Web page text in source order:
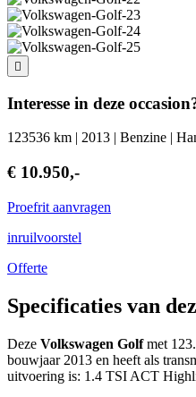
Interesse in deze
123536 km | 2013 | Benzine |
€ 10.950,-
Proefrit aanvragen
inruilvoorstel
Offerte
Specificaties van
Deze Volkswagen Golfmet
bouwjaar 2013 en heeft als
uitvoering is: 1.4 TSI ACT